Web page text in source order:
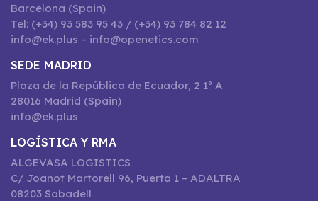
Barcelona (Spain)
Tel: (+34) 93 583 95 43 / (+34) 93 784 82 12
info@ek.plus – info@openetics.com
SEDE MADRID
Plaza de la República de Ecuador, 2 1º A
28016 Madrid (Spain)
info@ek.plus
LOGÍSTICA Y RMA
ALGEVASA LOGISTICS
C/ Joanot Martorell 96, Puerta 1 – ADALTRA
08203 Sabadell